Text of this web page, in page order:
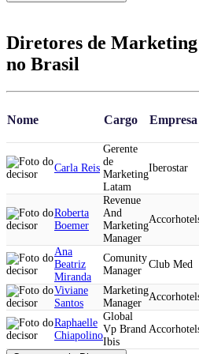
Diretores de Marketing
no Brasil
Nome Cargo Empresa
Carla Reis
Gerente
de
Marketing
Latam
Iberostar
Roberta
Boemer
Revenue
And
Marketing
Manager
Ana
Beatriz
Miranda
Comunity
Manager
Club Med
Viviane
Santos
Marketing
Manager
Raphaelle
Chiapolino
Global
Vp Brand
Ibis